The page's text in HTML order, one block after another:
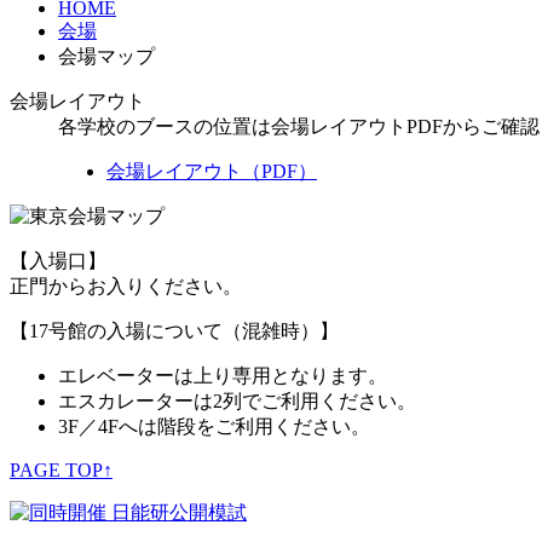
HOME
会場
会場マップ
会場レイアウト
各学校のブースの位置は会場レイアウトPDFからご確認
会場レイアウト（PDF）
【入場口】
正門からお入りください。
【17号館の入場について（混雑時）】
エレベーターは上り専用となります。
エスカレーターは2列でご利用ください。
3F／4Fへは階段をご利用ください。
PAGE TOP↑